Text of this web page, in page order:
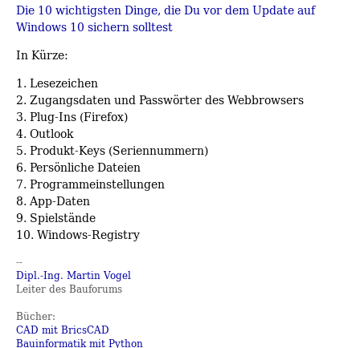
Die 10 wichtigsten Dinge, die Du vor dem Update auf
Windows 10 sichern solltest
In Kürze:
1. Lesezeichen
2. Zugangsdaten und Passwörter des Webbrowsers
3. Plug-Ins (Firefox)
4. Outlook
5. Produkt-Keys (Seriennummern)
6. Persönliche Dateien
7. Programmeinstellungen
8. App-Daten
9. Spielstände
10. Windows-Registry
--
Dipl.-Ing. Martin Vogel
Leiter des Bauforums
Bücher:
CAD mit BricsCAD
Bauinformatik mit Python